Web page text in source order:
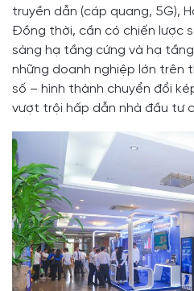
truyền dẫn (cáp quang, 5G),
Đồng thời, cần có chiến lược
sàng hạ tầng cứng và hạ
những doanh nghiệp lớn trên
số – hình thành chuyển đổi
vượt trội hấp dẫn nhà đầu tư